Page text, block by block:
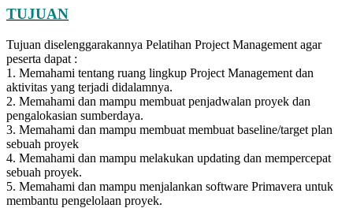
TUJUAN
Tujuan diselenggarakannya Pelatihan Project Management agar
peserta dapat :
1. Memahami tentang ruang lingkup Project Management dan
aktivitas yang terjadi didalamnya.
2. Memahami dan mampu membuat penjadwalan proyek dan
pengalokasian sumberdaya.
3. Memahami dan mampu membuat membuat baseline/target plan
sebuah proyek
4. Memahami dan mampu melakukan updating dan mempercepat
sebuah proyek.
5. Memahami dan mampu menjalankan software Primavera untuk
membantu pengelolaan proyek.